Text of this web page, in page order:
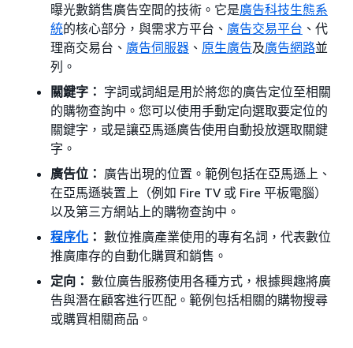
曝光數銷售廣告空間的技術。它是廣告科技生態系
統的核心部分，與需求方平台、 廣告交易平台 、代
理商交易台、 廣告伺服器 、 原生廣告及廣告網路並
列。
關鍵字： 字詞或詞組是用於將您的廣告定位至相關
的購物查詢中。您可以使用手動定向選取要定位的
關鍵字，或是讓亞馬遜廣告使用自動投放選取關鍵
字。
廣告位： 廣告出現的位置。範例包括在亞馬遜上、
在亞馬遜裝置上（例如 Fire TV 或 Fire 平板電腦）
以及第三方網站上的購物查詢中。
程序化 ： 數位推廣產業使用的專有名詞，代表數位
推廣庫存的自動化購買和銷售。
定向： 數位廣告服務使用各種方式，根據興趣將廣
告與潛在顧客進行匹配。範例包括相關的購物搜尋
或購買相關商品。